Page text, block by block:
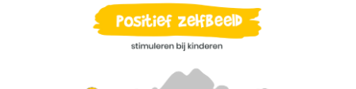
-- Training Zelfvertrouwen
-- Weerbaarheidstraining kind